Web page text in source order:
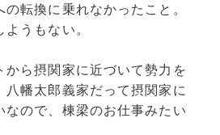
の転換に乗れなかったこと。
うもない。
から摂関家に近づいて勢力を
八幡太郎義家だって摂関家に
なので、棟梁のお仕事みたい